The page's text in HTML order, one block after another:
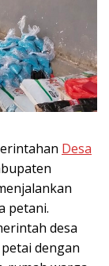
Desa
petani.
desa
dengan